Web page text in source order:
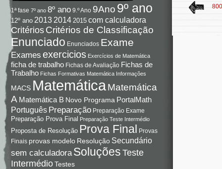
1ª fase 7º ano 8º ano 9.º Ano 9Ano 9º ano
12º ano 2013 2014 2015 com calculadora
Critérios Critérios de Classificação
Enunciado Enunciados Exame
Exames exercicios Exercícios de Matemática
ficha de trabalho Fichas de Avaliação Fichas de
Trabalho Fichas Formativas Matemática Informações
MACS Matemática Matemática
A Matemática B Novo Programa PortalMath
Português Preparação Preparação Exame
Preparação Prova Final Preparação Teste Intermédio
Proposta de Resolução Prova Final Provas
Finais provas modelo Resolução Secundário
sem calculadora Soluções Teste
IntermédioTestes